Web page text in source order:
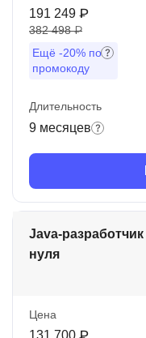
191 249 ₽
382 498 ₽
Ещё -20% по
промокоду
Длительность
9 месяцев
Java-разработчик
нуля
Цена
131 700 ₽